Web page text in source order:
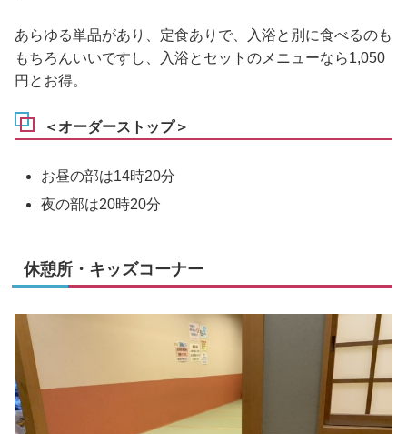
あらゆる単品があり、定食ありで、入浴と別に食べるのも
もちろんいいですし、入浴とセットのメニューなら1,050
円とお得。
＜オーダーストップ＞
お昼の部は14時20分
夜の部は20時20分
休憩所・キッズコーナー